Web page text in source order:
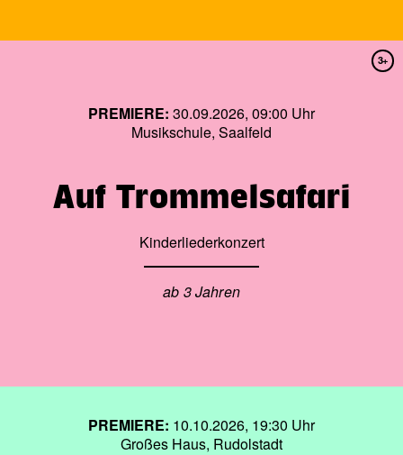
PREMIERE: 30.09.2026, 09:00 Uhr
Musikschule, Saalfeld
Auf Trommelsafari
3+
Kinderliederkonzert
ab 3 Jahren
PREMIERE: 10.10.2026, 19:30 Uhr
Großes Haus, Rudolstadt